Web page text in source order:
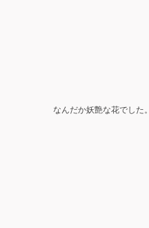
なんだか妖艶な花でした。